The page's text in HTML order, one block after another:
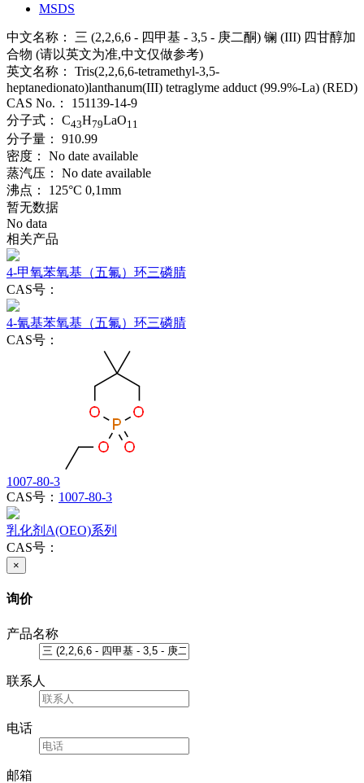
MSDS
中文名称： 三 (2,2,6,6 - 四甲基 - 3,5 - 庚二酮) 镧 (III) 四甘醇加
合物 (请以英文为准,中文仅做参考)
英文名称： Tris(2,2,6,6-tetramethyl-3,5-
heptanedionato)lanthanum(III) tetraglyme adduct (99.9%-La) (RED)
CAS No.：
151139-14-9
分子式：
C43H79LaO11
分子量：
910.99
密度：
No date available
蒸汽压：
No date available
沸点：
125°C 0,1mm
暂无数据
No data
相关产品
4-甲氧苯氧基（五氟）环三磷腈
CAS号：
4-氰基苯氧基（五氟）环三磷腈
CAS号：
1007-80-3
CAS号： 1007-80-3
乳化剂A(OEO)系列
CAS号：
×
询价
产品名称
联系人
电话
邮箱